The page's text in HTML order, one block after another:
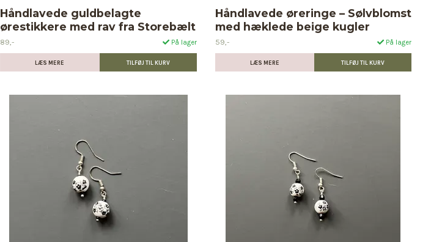
Håndlavede guldbelagte
ørestikkere med rav fra Storebælt
89,- På lager
LÆS MERE
Håndlavede øreringe – Sølvblomst
med hæklede beige kugler
59,- På lager
LÆS MERE